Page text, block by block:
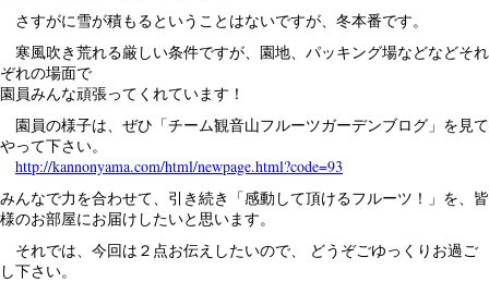
さすがに雪が積もるということはないですが、冬本番です。
寒風吹き荒れる厳しい条件ですが、園地、パッキング場などなどそれ
ぞれの場面で
園員みんな頑張ってくれています！
園員の様子は、ぜひ「チーム観音山フルーツガーデンブログ」を見て
やって下さい。
http://kannonyama.com/html/newpage.html?code=93
みんなで力を合わせて、引き続き「感動して頂けるフルーツ！」を、皆
様のお部屋にお届けしたいと思います。
それでは、今回は２点お伝えしたいので、 どうぞごゆっくりお過ご
し下さい。